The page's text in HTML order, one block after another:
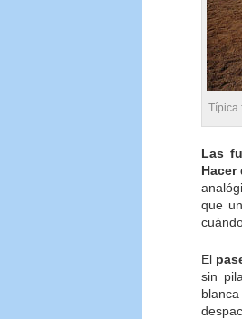
Típica
Las
Hacer
que
El
sin